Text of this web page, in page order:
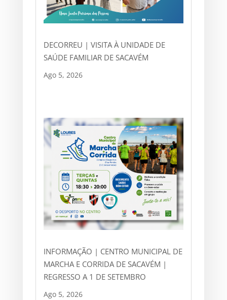
DECORREU | VISITA À UNIDADE DE
SAÚDE FAMILIAR DE SACAVÉM
Ago 5, 2026
INFORMAÇÃO | CENTRO MUNICIPAL DE
MARCHA E CORRIDA DE SACAVÉM |
REGRESSO A 1 DE SETEMBRO
Ago 5, 2026